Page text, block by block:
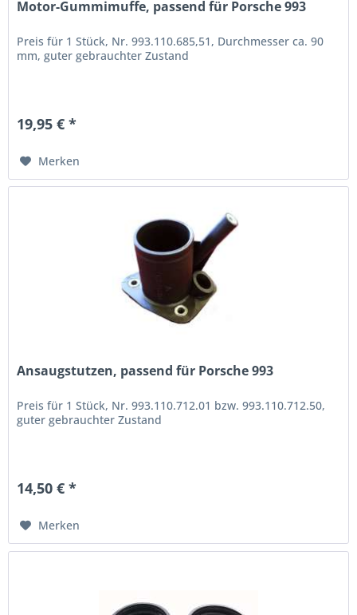
Motor-Gummimuffe, passend für Porsche 993
Preis für 1 Stück, Nr. 993.110.685,51, Durchmesser ca. 90
mm, guter gebrauchter Zustand
19,95 € *
Merken
Ansaugstutzen, passend für Porsche 993
Preis für 1 Stück, Nr. 993.110.712.01 bzw. 993.110.712.50,
guter gebrauchter Zustand
14,50 € *
Merken